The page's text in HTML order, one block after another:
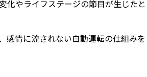
化やライフステージの節目が生じたと
感情に流されない自動運転の仕組みを